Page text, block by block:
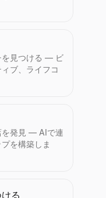
を見つける — ビ
ブ、ライフコ
を発見 — AIで連
を構築しま
る